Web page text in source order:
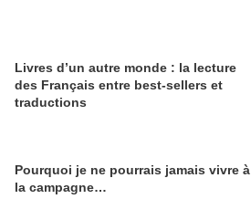
Livres d’un autre monde : la lecture
des Français entre best-sellers et
traductions
Pourquoi je ne pourrais jamais vivre à
la campagne…